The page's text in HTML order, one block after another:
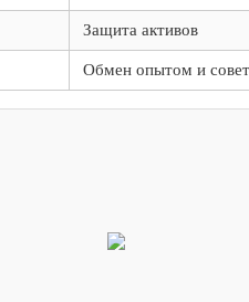
Защита активов
Обмен опытом и